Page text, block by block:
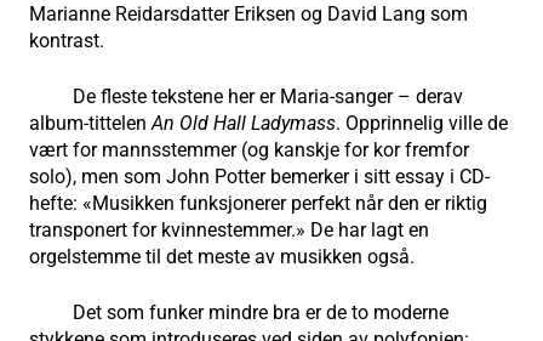
Marianne Reidarsdatter Eriksen og David Lang som
kontrast.
De fleste tekstene her er Maria-sanger – derav
album-tittelenAn Old Hall Ladymass. Opprinnelig ville de
vært for mannsstemmer (og kanskje for kor fremfor
solo), men som John Potter bemerker i sitt essay i CD-
hefte: «Musikken funksjonerer perfekt når den er riktig
transponert for kvinnestemmer.» De har lagt en
orgelstemme til det meste av musikken også.
Det som funker mindre bra er de to moderne